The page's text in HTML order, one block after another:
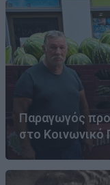
Παραγωγός
στο